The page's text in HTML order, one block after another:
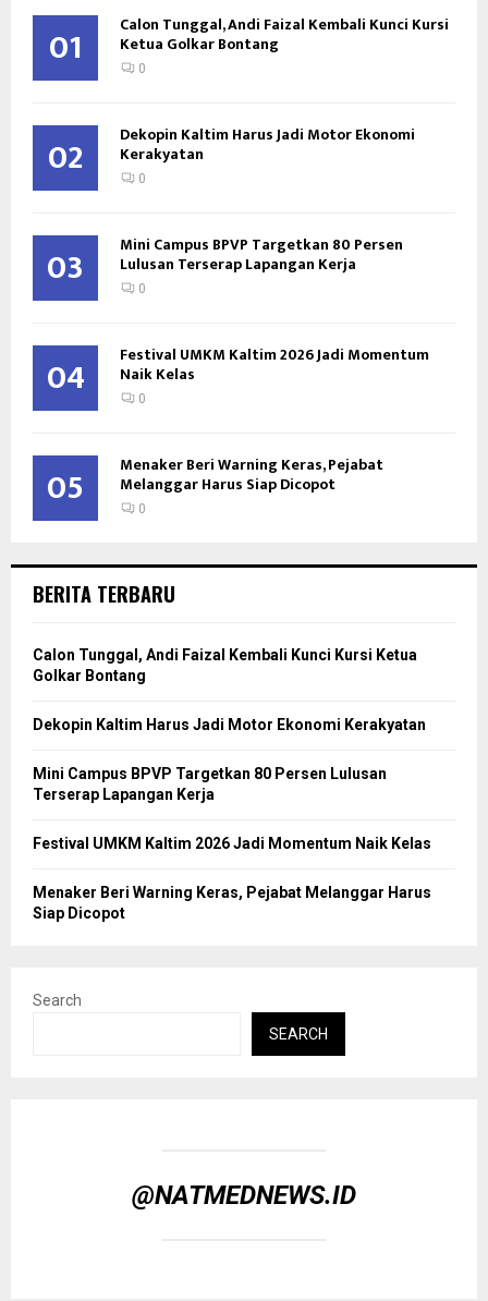
01 Calon Tunggal, Andi Faizal Kembali Kunci Kursi
Ketua Golkar Bontang
0
02 Dekopin Kaltim Harus Jadi Motor Ekonomi
Kerakyatan
0
03 Mini Campus BPVP Targetkan 80 Persen
Lulusan Terserap Lapangan Kerja
0
04 Festival UMKM Kaltim 2026 Jadi Momentum
Naik Kelas
0
05 Menaker Beri Warning Keras, Pejabat
Melanggar Harus Siap Dicopot
0
BERITA TERBARU
Calon Tunggal, Andi Faizal Kembali Kunci Kursi Ketua
Golkar Bontang
Dekopin Kaltim Harus Jadi Motor Ekonomi Kerakyatan
Mini Campus BPVP Targetkan 80 Persen Lulusan
Terserap Lapangan Kerja
Festival UMKM Kaltim 2026 Jadi Momentum Naik Kelas
Menaker Beri Warning Keras, Pejabat Melanggar Harus
Siap Dicopot
Search
SEARCH
@NATMEDNEWS.ID